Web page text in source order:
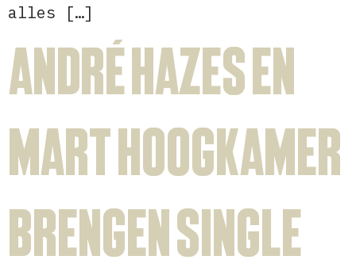
alles […]
André Hazes en
Mart Hoogkamer
brengen single